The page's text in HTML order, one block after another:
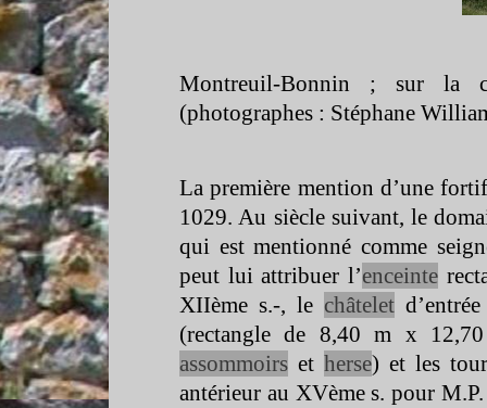
Montreuil-Bonnin ; sur la
(photographes : Stéphane
La première mention d’une
1029. Au siècle suivant, le
qui est mentionné comme
peut lui attribuer l’enceinte
XIIème s.-, le châtelet
(rectangle de 8,40 m x
assommoirs et herse) et les
antérieur au XVèmes. pour